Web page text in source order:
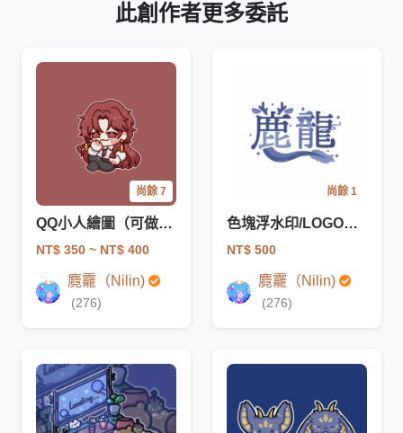
此創作者更多委託
尚餘 7
QQ小人繪圖（可做gif)
NT$ 350 ~ NT$ 400
麑龗（Nilin)
(276)
尚餘 1
色塊浮水印/LOGO設計委託
NT$ 500
麑龗（Nilin)
(276)